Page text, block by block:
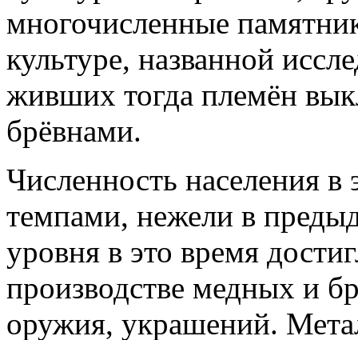
многочисленные
культуре, названной
живших тогда племён
брёвнами.
Численность населения
темпами, нежели в
уровня в это время
производстве медных и
оружия, украшений.